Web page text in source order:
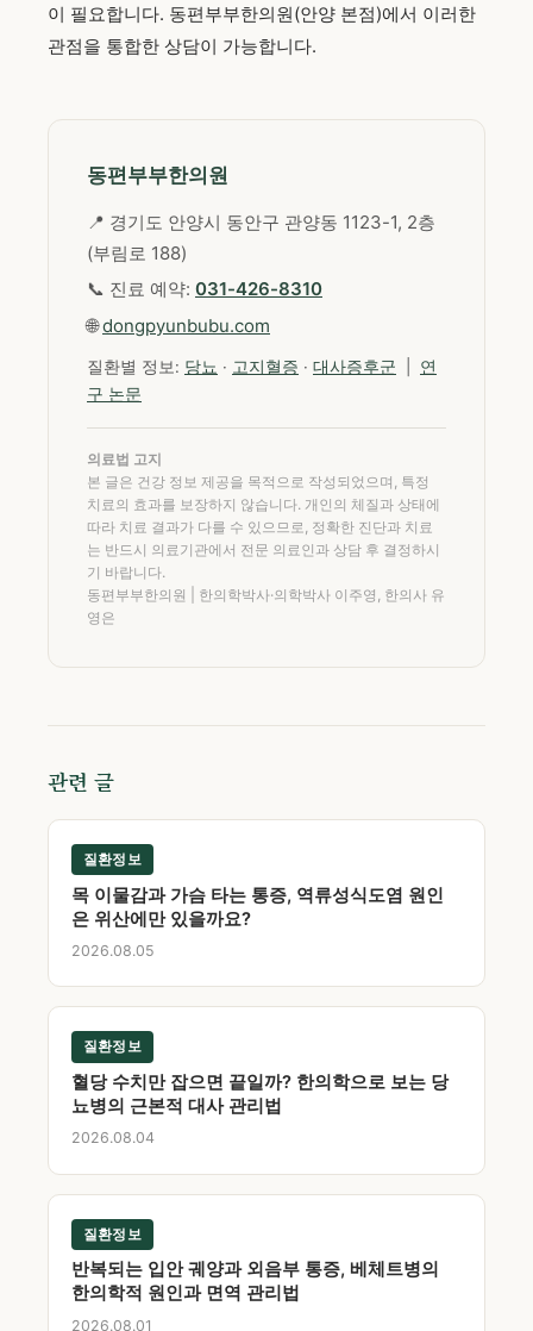
이 필요합니다. 동편부부한의원(안양 본점)에서 이러한
관점을 통합한 상담이 가능합니다.
동편부부한의원
📍 경기도 안양시 동안구 관양동 1123-1, 2층
(부림로 188)
📞 진료 예약: 031-426-8310
🌐dongpyunbubu.com
질환별 정보: 당뇨 · 고지혈증 · 대사증후군
연
구 논문
의료법 고지
본 글은 건강 정보 제공을 목적으로 작성되었으며, 특정
치료의 효과를 보장하지 않습니다. 개인의 체질과 상태에
따라 치료 결과가 다를 수 있으므로, 정확한 진단과 치료
는 반드시 의료기관에서 전문 의료인과 상담 후 결정하시
기 바랍니다.
동편부부한의원 | 한의학박사·의학박사 이주영, 한의사 유
영은
관련 글
질환정보
목 이물감과 가슴 타는 통증, 역류성식도염 원인
은 위산에만 있을까요?
2026.08.05
질환정보
혈당 수치만 잡으면 끝일까? 한의학으로 보는 당
뇨병의 근본적 대사 관리법
2026.08.04
질환정보
반복되는 입안 궤양과 외음부 통증, 베체트병의
한의학적 원인과 면역 관리법
2026.08.01